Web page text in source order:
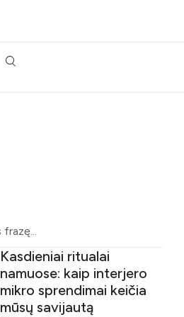
Kasdieniai ritualai
namuose: kaip interjero
mikro sprendimai keičia
mūsų savijautą